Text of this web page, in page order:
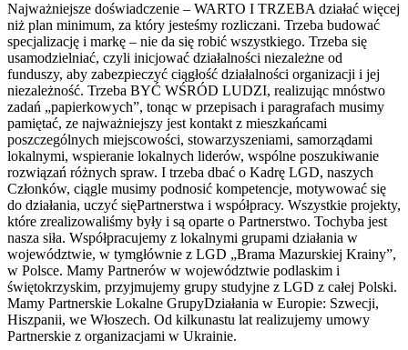
Najważniejsze doświadczenie – WARTO I TRZEBA działać więcej
niż plan minimum, za który jesteśmy rozliczani. Trzeba budować
specjalizację i markę – nie da się robić wszystkiego. Trzeba się
usamodzielniać, czyli inicjować działalności niezależne od
funduszy, aby zabezpieczyć ciągłość działalności organizacji i jej
niezależność. Trzeba BYĆ WŚRÓD LUDZI, realizując mnóstwo
zadań „papierkowych”, tonąc w przepisach i paragrafach musimy
pamiętać, ze najważniejszy jest kontakt z mieszkańcami
poszczególnych miejscowości, stowarzyszeniami, samorządami
lokalnymi, wspieranie lokalnych liderów, wspólne poszukiwanie
rozwiązań różnych spraw. I trzeba dbać o Kadrę LGD, naszych
Członków, ciągle musimy podnosić kompetencje, motywować się
do działania, uczyć sięPartnerstwa i współpracy. Wszystkie projekty,
które zrealizowaliśmy były i są oparte o Partnerstwo. Tochyba jest
nasza siła. Współpracujemy z lokalnymi grupami działania w
województwie, w tymgłównie z LGD „Brama Mazurskiej Krainy”,
w Polsce. Mamy Partnerów w województwie podlaskim i
świętokrzyskim, przyjmujemy grupy studyjne z LGD z całej Polski.
Mamy Partnerskie Lokalne GrupyDziałania w Europie: Szwecji,
Hiszpanii, we Włoszech. Od kilkunastu lat realizujemy umowy
Partnerskie z organizacjami w Ukrainie.